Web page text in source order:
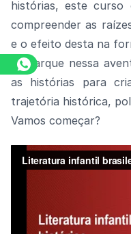
histórias, este curso
compreender as
e o efeito desta na
Embarque nessa
as histórias para
trajetória histórica,
Vamos começar?